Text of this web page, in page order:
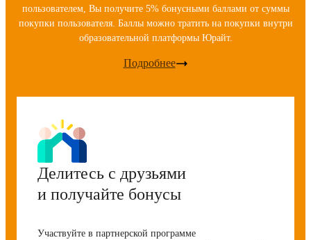
пользователем, Вы получите 5% бонусными баллами от суммы
покупки пользователя. Баллы можно тратить на покупки внутри
образовательной платформы Юрайт.
Подробнее
Делитесь с друзьями
и получайте бонусы
Участвуйте в партнерской программе